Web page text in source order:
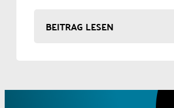
BEITRAG LESEN